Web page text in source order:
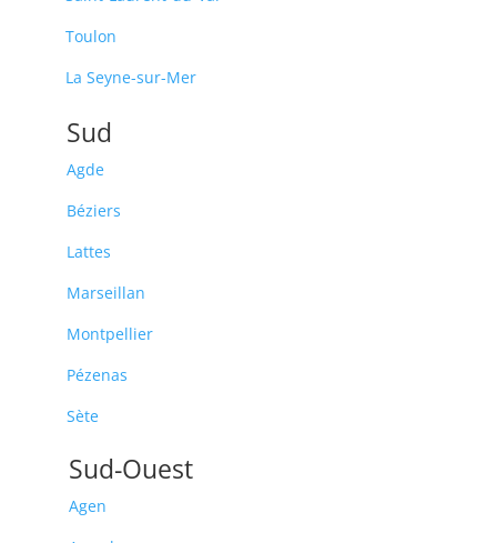
Toulon
La Seyne-sur-Mer
Sud
Agde
Béziers
Lattes
Marseillan
Montpellier
Pézenas
Sète
Sud-Ouest
Agen